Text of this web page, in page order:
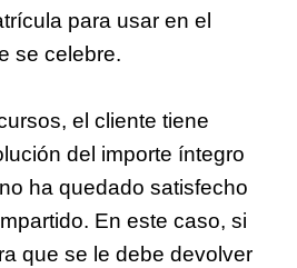
para usar en el
se celebre.
el cliente tiene
del importe íntegro
ha quedado satisfecho
En este caso, si
que se le debe devolver